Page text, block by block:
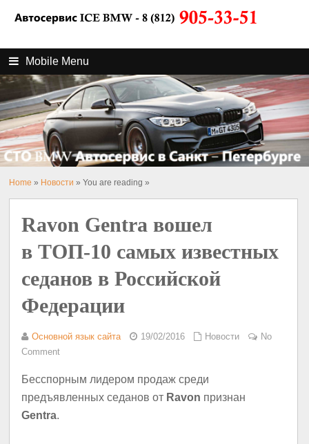
Mobile Menu
Home » Новости » You are reading »
Ravon Gentra вошел
в ТОП-10 самых известных
седанов в Российской
Федерации
Основной язык сайта 19/02/2016 Новости
No
Comment
Бесспорным лидером продаж среди
предъявленных седанов от Ravon признан
Gentra.